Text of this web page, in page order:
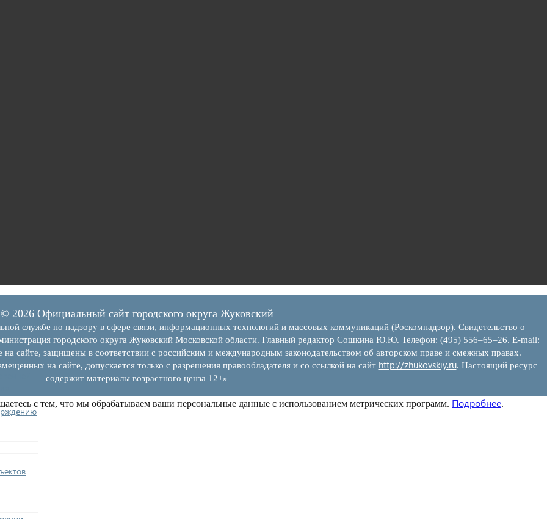
© 2026 Официальный сайт городского округа Жуковский
службе по надзору в сфере связи, информационных технологий и массовых коммуникаций (Роскомнадзор). Свидетельство о
городского округа Жуковский Московской области. Главный редактор Сошкина Ю.Ю. Телефон: (495) 556–65–26. E‑mail:
сайте, защищены в соответствии с российским и международным законодательством об авторском праве и смежных правах.
на сайте, допускается только с разрешения правообладателя и со ссылкой на сайт http://zhukovskiy.ru. Настоящий ресурс
содержит материалы возрастного ценза 12+»
с тем, что мы обрабатываем ваши персональные данные с использованием метрических программ. Подробнее.